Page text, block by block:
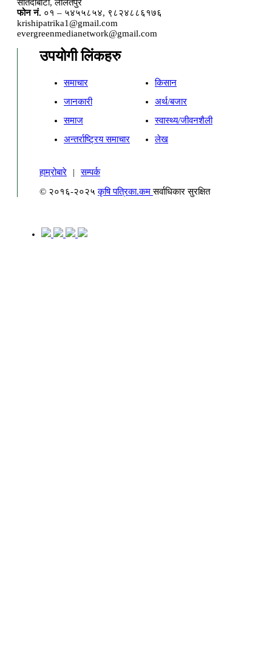
सातदोबाटो, ललितपुर
फोन नं. ०१ – ५४५५८५४, ९८२४८८६१७६
krishipatrika1@gmail.com
evergreenmedianetwork@gmail.com
उपयोगी लिंकहरु
समाचार
किसान
जानकारी
अर्थ/बजार
समाज
स्वास्थ्य/जीवनशैली
अन्तर्राष्ट्रिय समाचार
लेख
हाम्रोबारे |
सम्पर्क
© २०१६-२०२५कृषि पत्रिका.कमसर्वाधिकार सुरक्षित